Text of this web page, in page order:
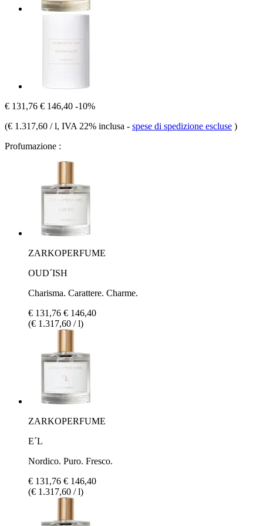
€ 131,76 € 146,40 -10%
(€ 1.317,60 / l, IVA 22% inclusa - spese di spedizione escluse )
Profumazione :
ZARKOPERFUME
OUD´ISH
Charisma. Carattere. Charme.
€ 131,76 € 146,40
(€ 1.317,60 / l)
ZARKOPERFUME
E´L
Nordico. Puro. Fresco.
€ 131,76 € 146,40
(€ 1.317,60 / l)